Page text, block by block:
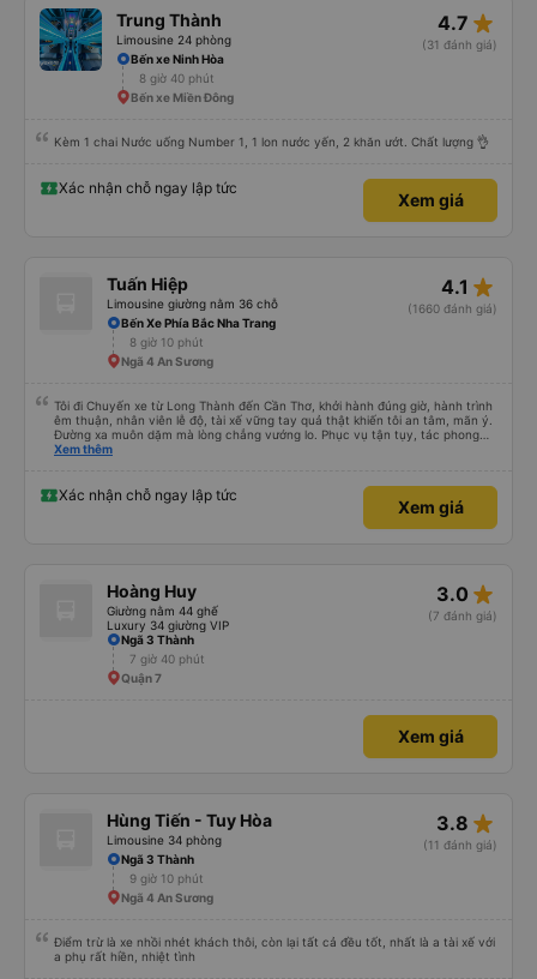
Trung Thành
Limousine 24 phòng
4.7 star_rate
(31 đánh giá)
Bến xe Ninh Hòa
8 giờ 40 phút
Bến xe Miền Đông
Kèm 1 chai Nước uống Number 1, 1 lon nước yến, 2 khăn ướt. Chất lượng 👌
Xác nhận chỗ ngay lập tức
Xem giá
Tuấn Hiệp
Limousine giường nằm 36 chỗ
4.1 star_rate
(1660 đánh giá)
Bến Xe Phía Bắc Nha Trang
8 giờ 10 phút
Ngã 4 An Sương
Tôi đi Chuyến xe từ Long Thành đến Cần Thơ, khởi hành đúng giờ, hành trình
êm thuận, nhân viên lễ độ, tài xế vững tay quả thật khiến tôi an tâm, mãn ý.
Đường xa muôn dặm mà lòng chẳng vướng lo. Phục vụ tận tụy, tác phong
nghiêm cẩn, hiếm thấy giữa thời buổi kim tiền vội vã. Xã hội loạn đạo. Xin gửi
Xem thêm
Xác nhận chỗ ngay lập tức
Xem giá
Hoàng Huy
Giường nằm 44 ghế
Luxury 34 giường VIP
3.0 star_rate
(7 đánh giá)
Ngã 3 Thành
7 giờ 40 phút
Quận 7
Xem giá
Hùng Tiến - Tuy Hòa
Limousine 34 phòng
3.8 star_rate
(11 đánh giá)
Ngã 3 Thành
9 giờ 10 phút
Ngã 4 An Sương
Điểm trừ là xe nhồi nhét khách thôi, còn lại tất cả đều tốt, nhất là a tài xế với
a phụ rất hiền, nhiệt tình